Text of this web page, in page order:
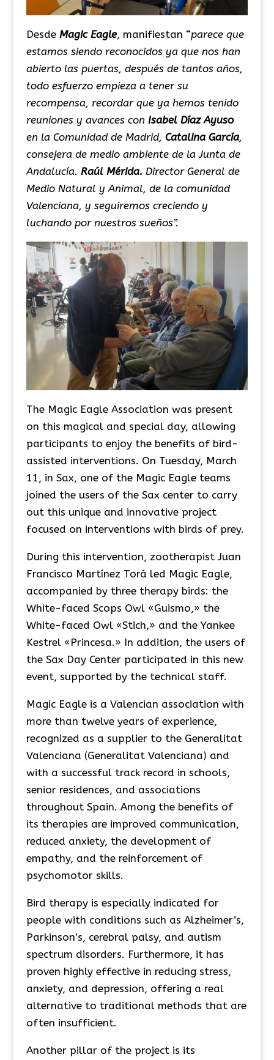
Desde Magic Eagle, manifiestan “parece que
estamos siendo reconocidos ya que nos han
abierto las puertas, después de tantos años,
todo esfuerzo empieza a tener su
recompensa, recordar que ya hemos tenido
reuniones y avances con Isabel Díaz Ayuso
en la Comunidad de Madrid, Catalina García,
consejera de medio ambiente de la Junta de
Andalucía. Raúl Mérida. Director General de
Medio Natural y Animal, de la comunidad
Valenciana, y seguiremos creciendo y
luchando por nuestros sueños”.
The Magic Eagle Association was present
on this magical and special day, allowing
participants to enjoy the benefits of bird-
assisted interventions. On Tuesday, March
11, in Sax, one of the Magic Eagle teams
joined the users of the Sax center to carry
out this unique and innovative project
focused on interventions with birds of prey.
During this intervention, zootherapist Juan
Francisco Martínez Torá led Magic Eagle,
accompanied by three therapy birds: the
White-faced Scops Owl «Guismo,» the
White-faced Owl «Stich,» and the Yankee
Kestrel «Princesa.» In addition, the users of
the Sax Day Center participated in this new
event, supported by the technical staff.
Magic Eagle is a Valencian association with
more than twelve years of experience,
recognized as a supplier to the Generalitat
Valenciana (Generalitat Valenciana) and
with a successful track record in schools,
senior residences, and associations
throughout Spain. Among the benefits of
its therapies are improved communication,
reduced anxiety, the development of
empathy, and the reinforcement of
psychomotor skills.
Bird therapy is especially indicated for
people with conditions such as Alzheimer’s,
Parkinson’s, cerebral palsy, and autism
spectrum disorders. Furthermore, it has
proven highly effective in reducing stress,
anxiety, and depression, offering a real
alternative to traditional methods that are
often insufficient.
Another pillar of the project is its